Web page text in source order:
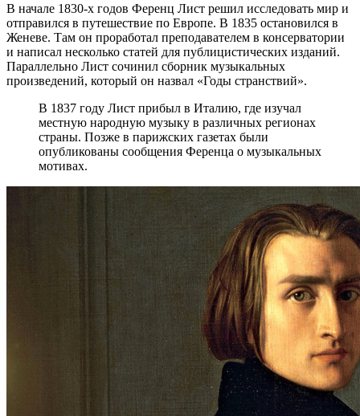
В начале 1830-х годов Ференц Лист решил исследовать мир и
отправился в путешествие по Европе. В 1835 остановился в
Женеве. Там он проработал преподавателем в консерватории
и написал несколько статей для публицистических изданий.
Параллельно Лист сочинил сборник музыкальных
произведений, который он назвал «Годы странствий».
В 1837 году Лист прибыл в Италию, где изучал
местную народную музыку в различных регионах
страны. Позже в парижских газетах были
опубликованы сообщения Ференца о музыкальных
мотивах.